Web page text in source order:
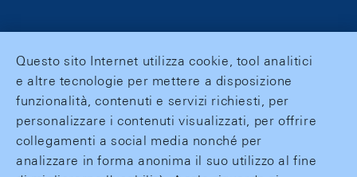
Questo sito Internet utilizza cookie, tool analitici
e altre tecnologie per mettere a disposizione
funzionalità, contenuti e servizi richiesti, per
personalizzare i contenuti visualizzati, per offrire
collegamenti a social media nonché per
analizzare in forma anonima il suo utilizzo al fine